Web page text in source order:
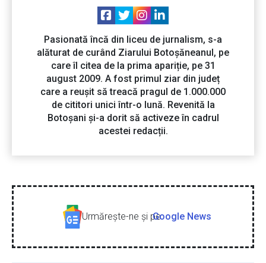
Pasionată încă din liceu de jurnalism, s-a
alăturat de curând Ziarului Botoșăneanul, pe
care îl citea de la prima apariție, pe 31
august 2009. A fost primul ziar din județ
care a reușit să treacă pragul de 1.000.000
de cititori unici într-o lună. Revenită la
Botoșani și-a dorit să activeze în cadrul
acestei redacții.
Urmăreşte-ne şi peGoogle News